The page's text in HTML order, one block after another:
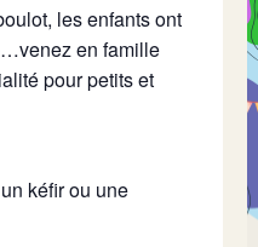
les enfants ont
en famille
pour petits et
kéfir ou une